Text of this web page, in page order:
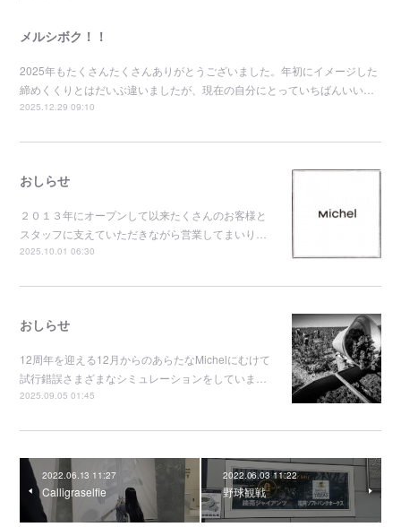
メルシボク！！
2025年もたくさんたくさんありがとうございました。年初にイメージした
締めくくりとはだいぶ違いましたが、現在の自分にとっていちばんいい…
2025.12.29 09:10
おしらせ
２０１３年にオープンして以来たくさんのお客様と
スタッフに支えていただきながら営業してまいり…
2025.10.01 06:30
おしらせ
12周年を迎える12月からのあらたなMichelにむけて
試行錯誤さまざまなシミュレーションをしていま…
2025.09.05 01:45
2022.06.13 11:27
Calligraselfie
2022.06.03 11:22
野球観戦